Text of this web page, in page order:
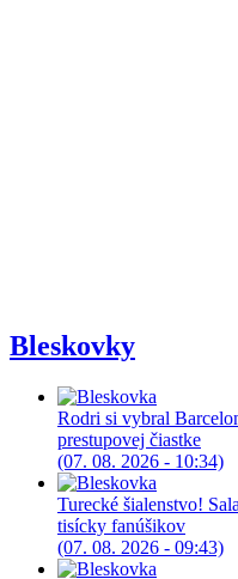
Bleskovky
Rodri si vybral
prestupovej čiastke
(07. 08. 2026 - 10:34)
Turecké šialenstvo!
tisícky fanúšikov
(07. 08. 2026 - 09:43)